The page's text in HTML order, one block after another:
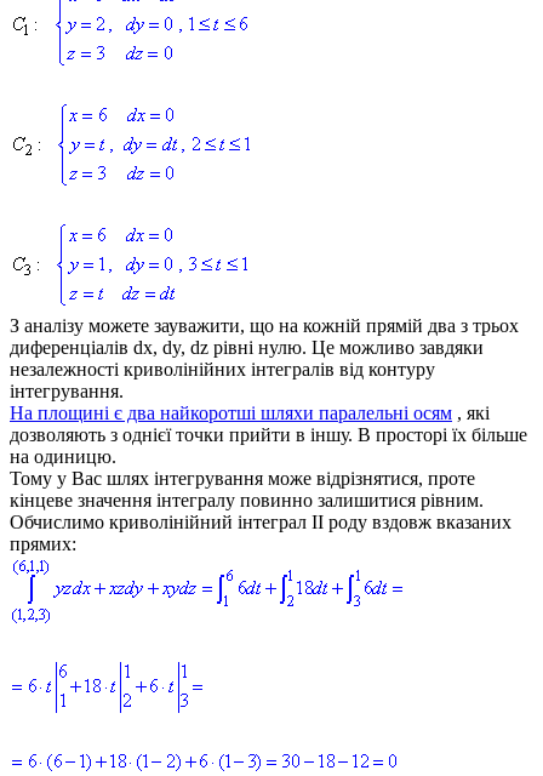
З аналізу можете зауважити, що на кожній прямій два з трьох
диференціалів dx, dy, dz рівні нулю. Це можливо завдяки
незалежності криволінійних інтегралів від контуру
інтегрування.
На площині є два найкоротші шляхи паралельні осям , які
дозволяють з однієї точки прийти в іншу. В просторі їх більше
на одиницю.
Тому у Вас шлях інтегрування може відрізнятися, проте
кінцеве значення інтегралу повинно залишитися рівним.
Обчислимо криволінійний інтеграл ІІ роду вздовж вказаних
прямих: